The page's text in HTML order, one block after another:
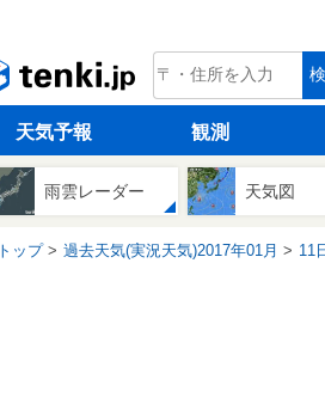
tenki.jp
天気予報 観測
雨雲レーダー 天気図
トップ 過去天気(実況天気)2017年01月 11